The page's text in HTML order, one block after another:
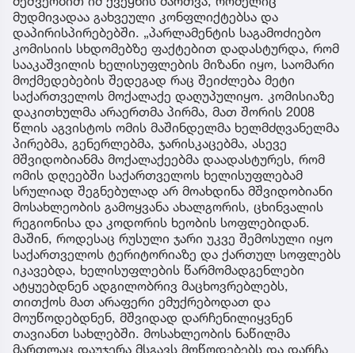
მუდმივადაა გახვეული კონფლიქტებსა და
დაპირისპირებებში. „პარლამენტის საგამოძიებო
კომისიის სხდომებზე ფაქტებით დადასტურდა, რომ
სააკაშვილის ხელისუფლების მიზანი იყო, საომარი
მოქმედებების შედეგად რაც შეიძლება მეტი
საქართველოს მოქალაქე დაღუპულიყო. კომისიაზე
დაკითხულმა არაერთმა პირმა, მათ შორის 2008
წლის აგვისტოს ომის მაშინდელმა ხელმძღვანელმა
პირებმა, გენერლებმა, ჯარისკაცებმა, ასევე
მშვიდობიანმა მოქალაქეებმა დაადასტურეს, რომ
ომის დღეებში საქართველოს ხელისუფლებამ
სრულიად შეგნებულად არ მოახდინა მშვიდობიანი
მოსახლეობის გამოყვანა ახალგორის, ცხინვალის
რეგიონისა და კოდორის ხეობის სოფლებიდან.
მაშინ, როდესაც რუსული ჯარი უკვე შემოსული იყო
საქართველოს ტერიტორიაზე და ქართულ სოფლებს
იკავებდა, ხელისუფლების წარმომადგენლები
ატყუებდნენ ადგილობრივ მაცხოვრებლებს,
თითქოს მათ არაფერი ემუქრებოდათ და
მოუწოდებდნენ, მშვიდად დარჩენილიყვნენ
თავიანთ სახლებში. მოსახლეობის ნაწილმა
მართლაც დაუჯერა მსგავს მოწოდებებს და დარჩა